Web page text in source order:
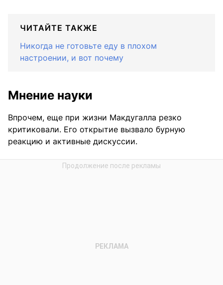
ЧИТАЙТЕ ТАКЖЕ
Никогда не готовьте еду в плохом
настроении, и вот почему
Мнение науки
Впрочем, еще при жизни Макдугалла резко
критиковали. Его открытие вызвало бурную
реакцию и активные дискуссии.